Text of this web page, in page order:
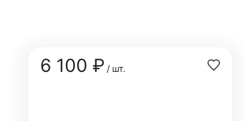
6 100 ₽/ шт.